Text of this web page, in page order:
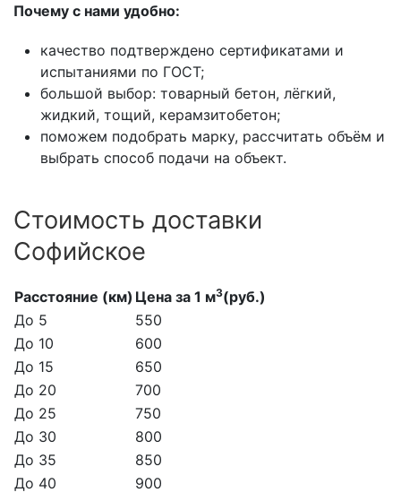
Почему с нами удобно:
качество подтверждено сертификатами и
испытаниями по ГОСТ;
большой выбор: товарный бетон, лёгкий,
жидкий, тощий, керамзитобетон;
поможем подобрать марку, рассчитать объём и
выбрать способ подачи на объект.
Стоимость доставки
Софийское
Расстояние (км) Цена за 1 м3(руб.)
До 5
550
До 10
600
До 15
650
До 20
700
До 25
750
До 30
800
До 35
850
До 40
900